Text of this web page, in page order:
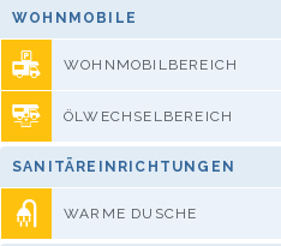
WOHNMOBILE
WOHNMOBILBEREICH
ÖLWECHSELBEREICH
SANITÄREINRICHTUNGEN
WARME DUSCHE